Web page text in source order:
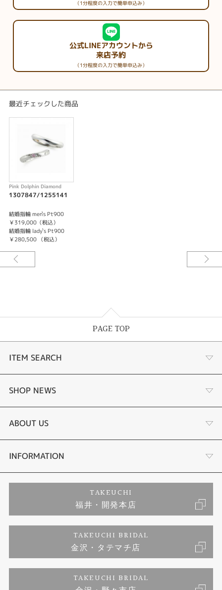
（1分程度の入力で簡単申込み）
公式LINEアカウントから
来店予約
（1分程度の入力で簡単申込み）
最近チェックした商品
Pink Dolphin Diamond
1307847/1255141
結婚指輪 men`s Pt900
￥319,000（税込）
結婚指輪 lady`s Pt900
￥280,500 （税込）
PAGE TOP
ITEM SEARCH
婚約指輪
結婚指輪
セットリング
婚約ネックレス
エタニティリング
SHOP NEWS
タケウチのこだわり
プロポーズサポート
ブランドリスト
ジュエリーリフォーム
福井指輪工房｜手作りペアリング
福井指輪工房｜手作り結婚指輪 and 婚約指輪
ABOUT US
会社概要
お客様の声
INFORMATION
プライバシーポリシー
TAKEUCHI
福井・開発本店
TAKEUCHI BRIDAL
金沢・タテマチ店
TAKEUCHI BRIDAL